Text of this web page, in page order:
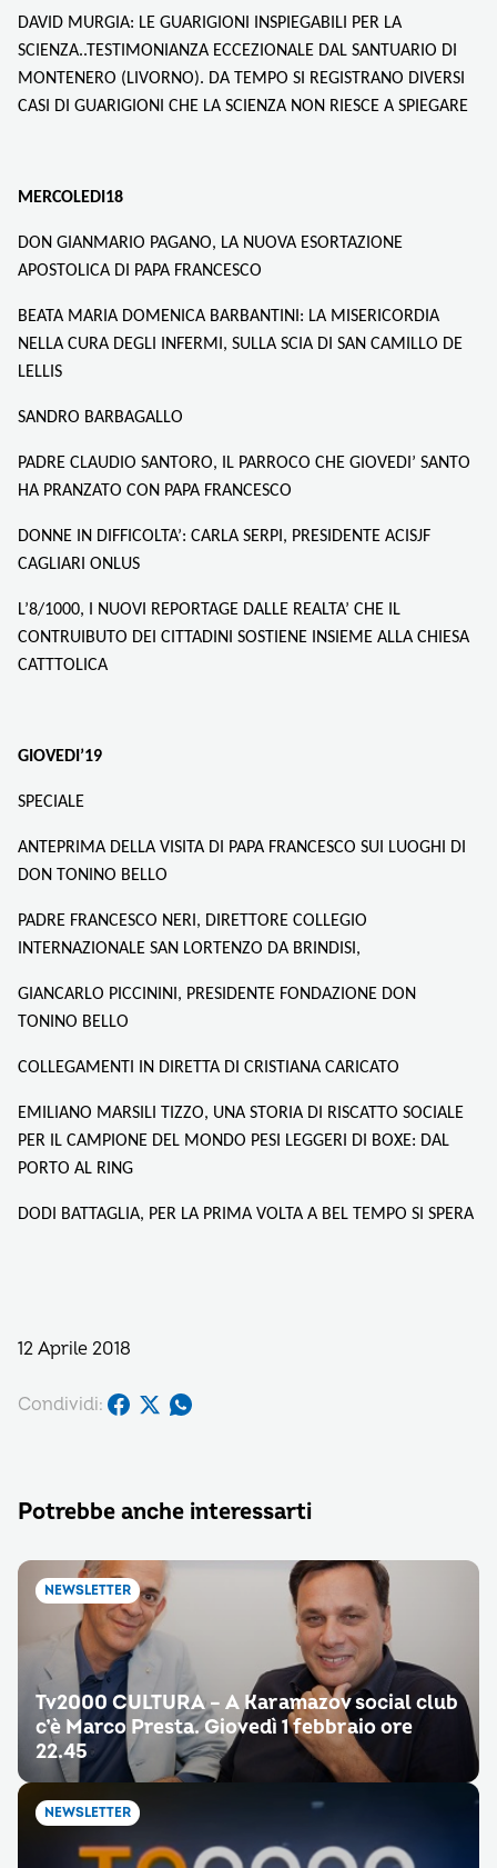
DAVID MURGIA: LE GUARIGIONI INSPIEGABILI PER LA
SCIENZA..TESTIMONIANZA ECCEZIONALE DAL SANTUARIO DI
MONTENERO (LIVORNO). DA TEMPO SI REGISTRANO DIVERSI
CASI DI GUARIGIONI CHE LA SCIENZA NON RIESCE A SPIEGARE
MERCOLEDI18
DON GIANMARIO PAGANO, LA NUOVA ESORTAZIONE
APOSTOLICA DI PAPA FRANCESCO
BEATA MARIA DOMENICA BARBANTINI: LA MISERICORDIA
NELLA CURA DEGLI INFERMI, SULLA SCIA DI SAN CAMILLO DE
LELLIS
SANDRO BARBAGALLO
PADRE CLAUDIO SANTORO, IL PARROCO CHE GIOVEDI’ SANTO
HA PRANZATO CON PAPA FRANCESCO
DONNE IN DIFFICOLTA’: CARLA SERPI, PRESIDENTE ACISJF
CAGLIARI ONLUS
L’8/1000, I NUOVI REPORTAGE DALLE REALTA’ CHE IL
CONTRUIBUTO DEI CITTADINI SOSTIENE INSIEME ALLA CHIESA
CATTTOLICA
GIOVEDI’19
SPECIALE
ANTEPRIMA DELLA VISITA DI PAPA FRANCESCO SUI LUOGHI DI
DON TONINO BELLO
PADRE FRANCESCO NERI, DIRETTORE COLLEGIO
INTERNAZIONALE SAN LORTENZO DA BRINDISI,
GIANCARLO PICCININI, PRESIDENTE FONDAZIONE DON
TONINO BELLO
COLLEGAMENTI IN DIRETTA DI CRISTIANA CARICATO
EMILIANO MARSILI TIZZO, UNA STORIA DI RISCATTO SOCIALE
PER IL CAMPIONE DEL MONDO PESI LEGGERI DI BOXE: DAL
PORTO AL RING
DODI BATTAGLIA, PER LA PRIMA VOLTA A BEL TEMPO SI SPERA
12 Aprile 2018
Condividi:
Potrebbe anche interessarti
NEWSLETTER
Tv2000 CULTURA – A Karamazov social club
c’è Marco Presta. Giovedì 1 febbraio ore
22.45
NEWSLETTER